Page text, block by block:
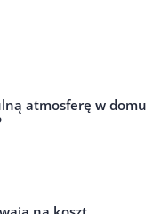
atmosferę w domu